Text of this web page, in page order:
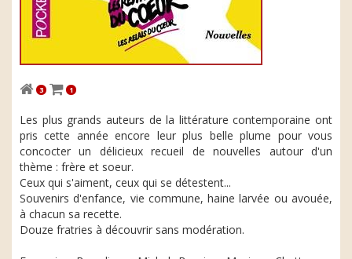
3 1
Les plus grands auteurs de la littérature contemporaine ont
pris cette année encore leur plus belle plume pour vous
concocter un délicieux recueil de nouvelles autour d'un
thème : frère et soeur.
Ceux qui s'aiment, ceux qui se détestent...
Souvenirs d'enfance, vie commune, haine larvée ou avouée,
à chacun sa recette.
Douze fratries à découvrir sans modération.